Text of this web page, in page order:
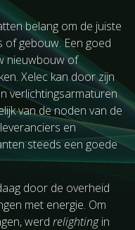
belang om de juiste
gebouw. Een goed
nieuwbouw of
Xelec kan door zijn
verlichtingsarmaturen
van de noden van de
en
steeds een goede
door de overheid
met energie. Om
werd relightingin